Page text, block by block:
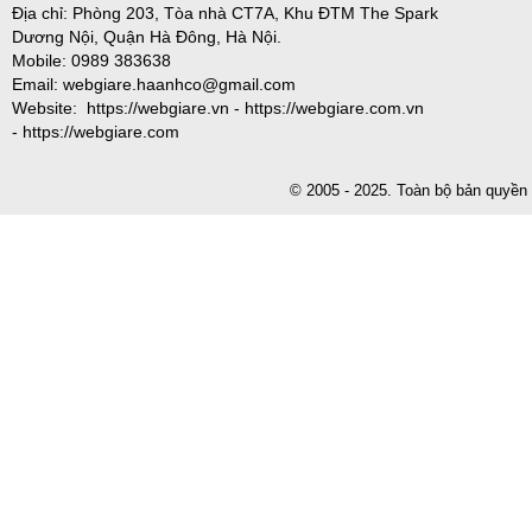
Địa chỉ: Phòng 203, Tòa nhà CT7A, Khu ĐTM The Spark
Dương Nội, Quận Hà Đông, Hà Nội.
Mobile: 0989 383638
Email: webgiare.haanhco@gmail.com
Website: https://webgiare.vn - https://webgiare.com.vn
- https://webgiare.com
© 2005 - 2025. Toàn bộ bản